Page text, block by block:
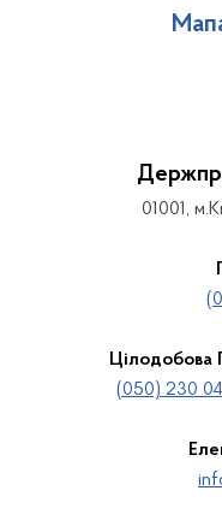
01001,
Цілодобова
(050) 230